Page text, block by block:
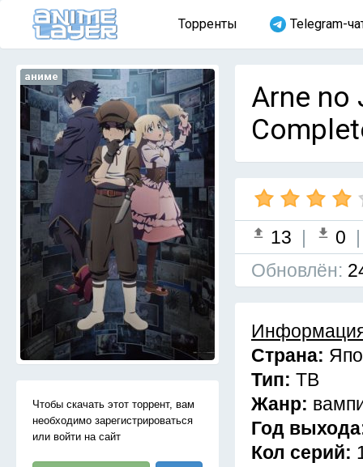
Торренты Telegram-
аниме
Чтобы скачать этот торрент, вам
необходимо зарегистрироваться
или войти на сайт
Arne
13 | 0
Обновлён:
Страна:
Тип: ТВ
Жанр:
Год
Кол серий: